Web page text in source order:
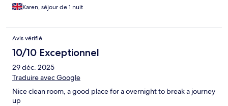
Karen, séjour de 1 nuit
Avis vérifié
10/10 Exceptionnel
29 déc. 2025
Traduire avec Google
Nice clean room, a good place for a overnight to break a journey
up